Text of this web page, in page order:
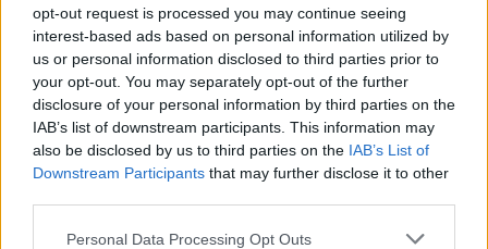
opt-out request is processed you may continue seeing
interest-based ads based on personal information utilized by
us or personal information disclosed to third parties prior to
your opt-out. You may separately opt-out of the further
disclosure of your personal information by third parties on the
IAB’s list of downstream participants. This information may
also be disclosed by us to third parties on the IAB’s List of
Downstream Participants that may further disclose it to other
Please note that this website/app uses one or more Google
Personal Data Processing Opt Outs
Követem
#BELFÖLD #SZALAY-BOBROVNICZKY KRISTÓF